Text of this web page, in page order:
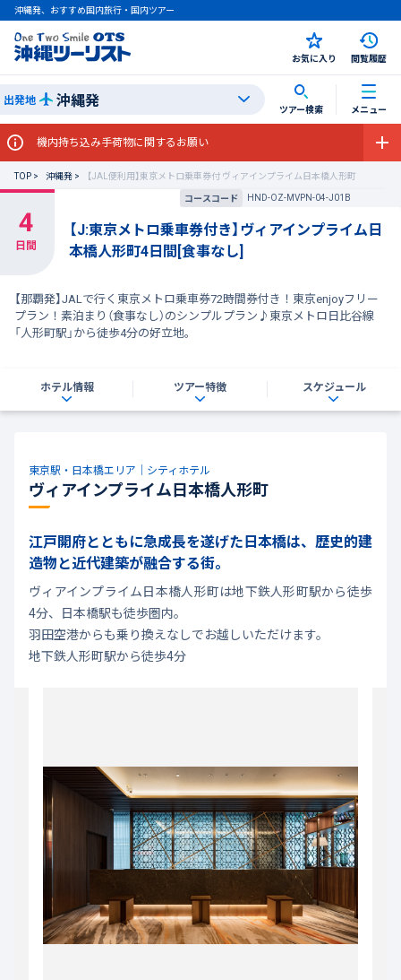
沖縄発、おすすめ国内旅行・国内ツアー
お気に入り 閲覧履歴
出発地 沖縄発 ツアー検索 メニュー
機内持ち込み手荷物に関するお願い
TOP 沖縄発
【JAL便利用】東京メトロ乗車券付 ヴィアインプライム日本橋人形町
コースコード
HND-OZ-MVPN-04-J01B
【J:東京メトロ乗車券付き】ヴィアインプライム日
本橋人形町4日間[食事なし]
【那覇発】JALで行く東京メトロ乗車券72時間券付き！東京enjoyフリー
プラン！素泊まり（食事なし）のシンプルプラン♪東京メトロ日比谷線
「人形町駅」から徒歩4分の好立地。
ホテル情報 ツアー特徴 スケジュール
東京駅・日本橋エリア｜シティホテル
ヴィアインプライム日本橋人形町
江戸開府とともに急成長を遂げた日本橋は、歴史的建
造物と近代建築が融合する街。
ヴィアインプライム日本橋人形町は地下鉄人形町駅から徒歩
4分、日本橋駅も徒歩圏内。
羽田空港からも乗り換えなしでお越しいただけます。
地下鉄人形町駅から徒歩4分